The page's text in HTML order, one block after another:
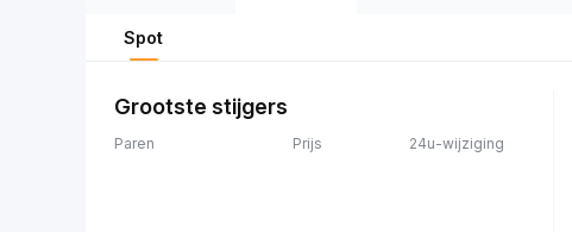
Spot
Grootste stijgers
Paren Prijs 24u-wijziging